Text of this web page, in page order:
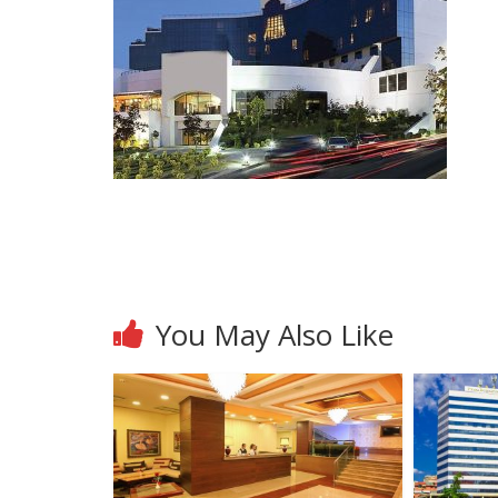
You May Also Like